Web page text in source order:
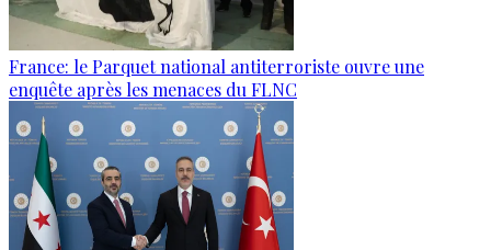
France: le Parquet national antiterroriste ouvre une
enquête après les menaces du FLNC